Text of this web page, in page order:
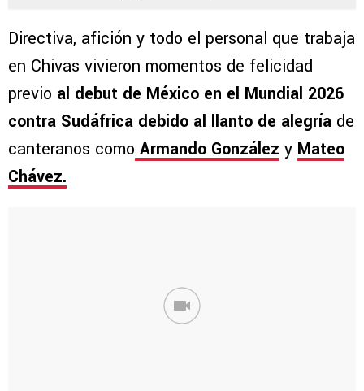
Directiva, afición y todo el personal que trabaja
en Chivas vivieron momentos de felicidad
previo al debut de México en el Mundial 2026
contra Sudáfrica debido al llanto de alegría de
canteranos como Armando González y Mateo
Chávez.